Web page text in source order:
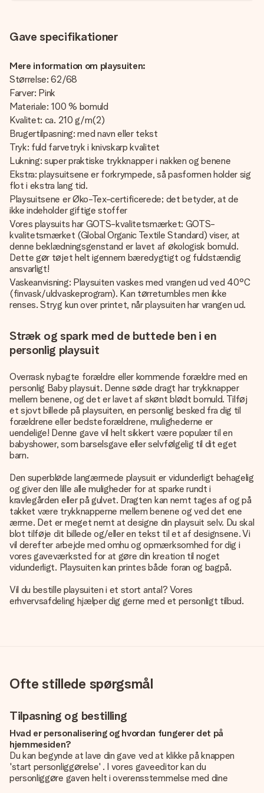
Gave specifikationer
Mere information om playsuiten:
Størrelse: 62/68
Farver: Pink
Materiale: 100 % bomuld
Kvalitet: ca. 210 g/m(2)
Brugertilpasning: med navn eller tekst
Tryk: fuld farvetryk i knivskarp kvalitet
Lukning: super praktiske trykknapper i nakken og benene
Ekstra: playsuitsene er forkrympede, så pasformen holder sig
flot i ekstra lang tid.
Playsuitsene er Øko-Tex-certificerede; det betyder, at de
ikke indeholder giftige stoffer
Vores playsuits har GOTS-kvalitetsmærket: GOTS-
kvalitetsmærket (Global Organic Textile Standard) viser, at
denne beklædningsgenstand er lavet af økologisk bomuld.
Dette gør tøjet helt igennem bæredygtigt og fuldstændig
ansvarligt!
Vaskeanvisning: Playsuiten vaskes med vrangen ud ved 40°C
(finvask/uldvaskeprogram). Kan tørretumbles men ikke
renses. Stryg kun over printet, når playsuiten har vrangen ud.
Stræk og spark med de buttede ben i en
personlig playsuit
Overrask nybagte forældre eller kommende forældre med en
personlig Baby playsuit. Denne søde dragt har trykknapper
mellem benene, og det er lavet af skønt blødt bomuld. Tilføj
et sjovt billede på playsuiten, en personlig besked fra dig til
forældrene eller bedsteforældrene, mulighederne er
uendelige! Denne gave vil helt sikkert være populær til en
babyshower, som barselsgave eller selvfølgelig til dit eget
barn.
Den superbløde langærmede playsuit er vidunderligt behagelig
og giver den lille alle muligheder for at sparke rundt i
kravlegården eller på gulvet. Dragten kan nemt tages af og på
takket være trykknapperne mellem benene og ved det ene
ærme. Det er meget nemt at designe din playsuit selv. Du skal
blot tilføje dit billede og/eller en tekst til et af designsene. Vi
vil derefter arbejde med omhu og opmærksomhed for dig i
vores gaveværksted for at gøre din kreation til noget
vidunderligt. Playsuiten kan printes både foran og bagpå.
Vil du bestille playsuiten i et stort antal? Vores
erhvervsafdeling hjælper dig gerne med et personligt tilbud.
Ofte stillede spørgsmål
Tilpasning og bestilling
Hvad er personalisering og hvordan fungerer det på
hjemmesiden?
Du kan begynde at lave din gave ved at klikke på knappen
'start personliggørelse' . I vores gaveeditor kan du
personliggøre gaven helt i overensstemmelse med dine